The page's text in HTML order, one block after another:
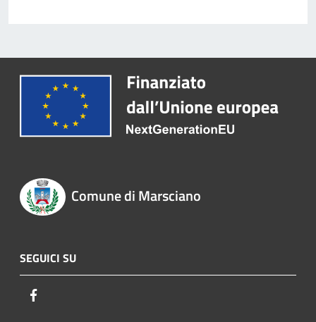
Comune di Marsciano
SEGUICI SU